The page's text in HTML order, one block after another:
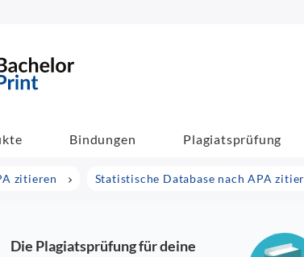
Bindungen Plagiatsprüfung
zitieren Statistische Database nach APA
Die Plagiatsprüfung für deine